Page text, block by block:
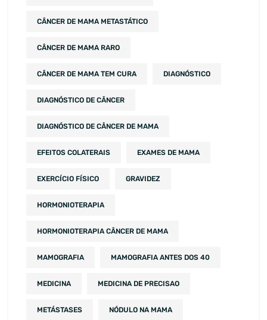
CÂNCER DE MAMA METASTÁTICO
CÂNCER DE MAMA RARO
CÂNCER DE MAMA TEM CURA DIAGNÓSTICO
DIAGNÓSTICO DE CÂNCER
DIAGNÓSTICO DE CÂNCER DE MAMA
EFEITOS COLATERAIS EXAMES DE MAMA
EXERCÍCIO FÍSICO GRAVIDEZ
HORMONIOTERAPIA
HORMONIOTERAPIA CÂNCER DE MAMA
MAMOGRAFIA MAMOGRAFIA ANTES DOS 40
MEDICINA MEDICINA DE PRECISAO
METÁSTASES NÓDULO NA MAMA